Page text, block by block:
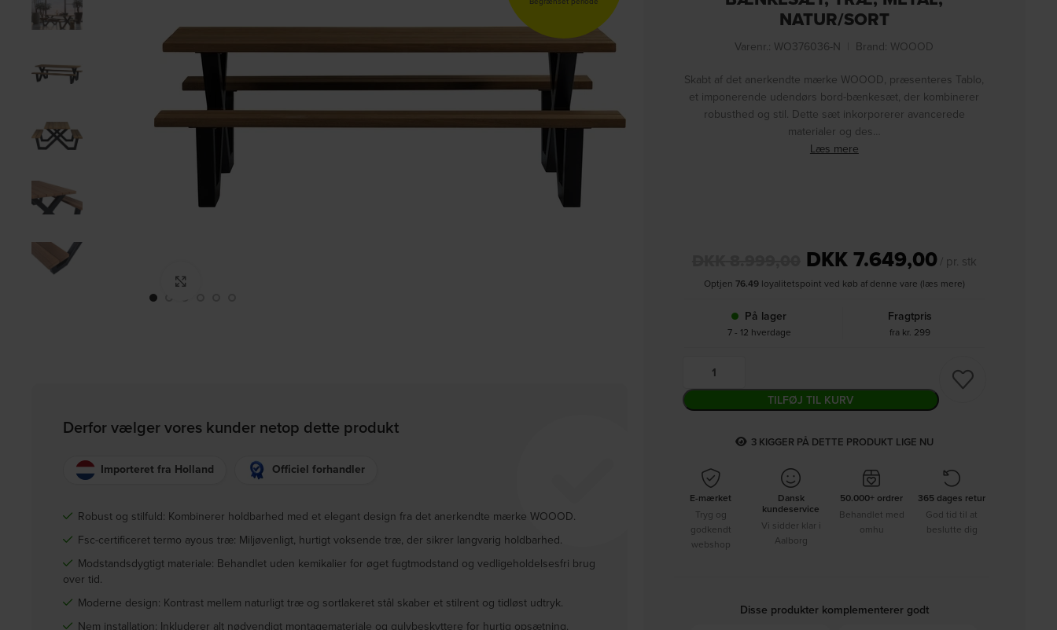
Derfor vælger vores kunder netop dette produkt
Importeret fra Holland Officiel forhandler
Robust og stilfuld: Kombinerer holdbarhed med et elegant design fra det anerkendte mærke WOOOD.
Fsc-certificeret termo ayous træ: Miljøvenligt, hurtigt voksende træ, der sikrer langvarig holdbarhed.
Modstandsdygtigt materiale: Behandlet uden kemikalier for øget fugtmodstand og vedligeholdelsesfri brug
over tid.
Moderne design: Kontrast mellem naturligt træ og sortlakeret stål skaber et stilrent og tidløst udtryk.
Nem installation: Inkluderer alt nødvendigt montagemateriale og gulvbeskyttere for hurtig opsætning.
NATUR/SORT
Varenr.: WO376036-N Brand: WOOOD
Skabt af det anerkendte mærke WOOOD, præsenteres Tablo,
et imponerende udendørs bord-bænkesæt, der kombinerer
robusthed og stil. Dette sæt inkorporerer avancerede
materialer og des…
Læs mere
DKK7.649,00/ pr. stk
Optjen 76.49loyalitetspoint ved køb af denne vare (læs mere)
På lager
7 - 12 hverdage
Fragtpris
fra kr. 299
TILFØJ TIL KURV
3KIGGER PÅ DETTE PRODUKT LIGE NU
E-mærket
Tryg og
godkendt
webshop
Dansk
kundeservice
Vi sidder klar i
Aalborg
50.000+ ordrer
Behandlet med
omhu
365 dages retur
God tid til at
beslutte dig
Disse produkter komplementerer godt